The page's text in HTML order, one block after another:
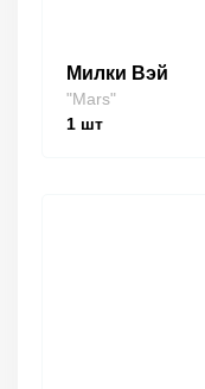
Милки Вэй
"Mars"
1 шт